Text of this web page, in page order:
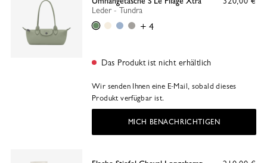
Leder - Tundra
Tundra
Papier
WelleTurteltaube
+ 4
Das Produkt ist nicht erhältlich
Wir senden Ihnen eine E-Mail, sobald dieses
Produkt verfügbar ist.
MICH BENACHRICHTIGEN